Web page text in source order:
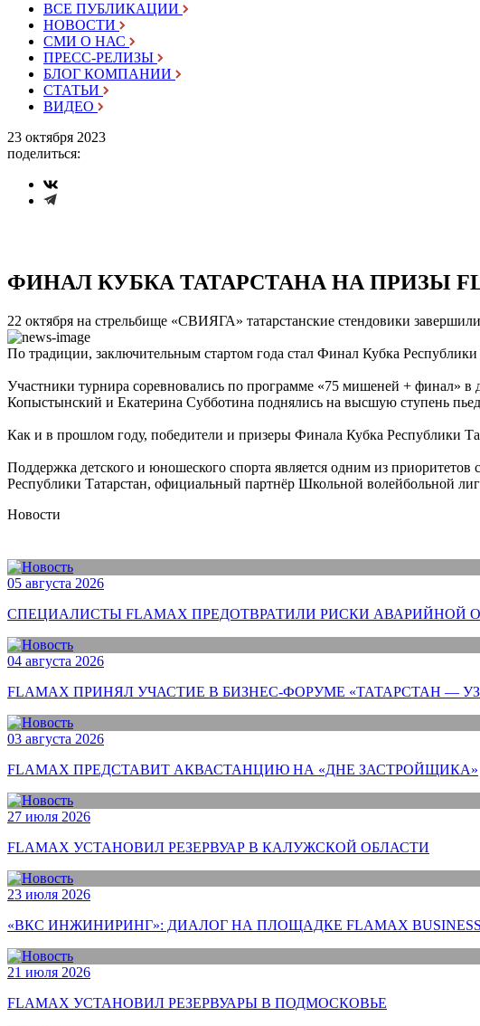
ВСЕ ПУБЛИКАЦИИ
НОВОСТИ
СМИ О НАС
ПРЕСС-РЕЛИЗЫ
БЛОГ КОМПАНИИ
СТАТЬИ
ВИДЕО
23 октября 2023
поделиться:
ФИНАЛ КУБКА ТАТАРСТАНА НА ПРИЗЫ
22 октября на стрельбище «СВИЯГА» татарстанские стендовики
По традиции, заключительным стартом года стал Финал Кубка
Участники турнира соревновались по программе «75 мишеней + финал»
Копыстынский и Екатерина Субботина поднялись на высшую ступень
Как и в прошлом году, победители и призеры Финала Кубка Республики
Поддержка детского и юношеского спорта является одним из
Республики Татарстан, официальный партнёр Школьной волейбольной
Новости
05 августа 2026
СПЕЦИАЛИСТЫ FLAMAX ПРЕДОТВРАТИЛИ РИСКИ АВАРИЙНОЙ
04 августа 2026
FLAMAX ПРИНЯЛ УЧАСТИЕ В БИЗНЕС-ФОРУМЕ «ТАТАРСТАН —
03 августа 2026
FLAMAX ПРЕДСТАВИТ АКВАСТАНЦИЮ НА «ДНЕ ЗАСТРОЙЩИКА»
27 июля 2026
FLAMAX УСТАНОВИЛ РЕЗЕРВУАР В КАЛУЖСКОЙ ОБЛАСТИ
23 июля 2026
«ВКС ИНЖИНИРИНГ»: ДИАЛОГ НА ПЛОЩАДКЕ FLAMAX
21 июля 2026
FLAMAX УСТАНОВИЛ РЕЗЕРВУАРЫ В ПОДМОСКОВЬЕ